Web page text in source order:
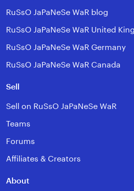
RuSsO JaPaNeSe WaR blog
RuSsO JaPaNeSe WaR United
RuSsO JaPaNeSe WaR Germany
RuSsO JaPaNeSe WaR Canada
Sell
Sell on RuSsO JaPaNeSe WaR
Teams
Forums
Affiliates & Creators
About